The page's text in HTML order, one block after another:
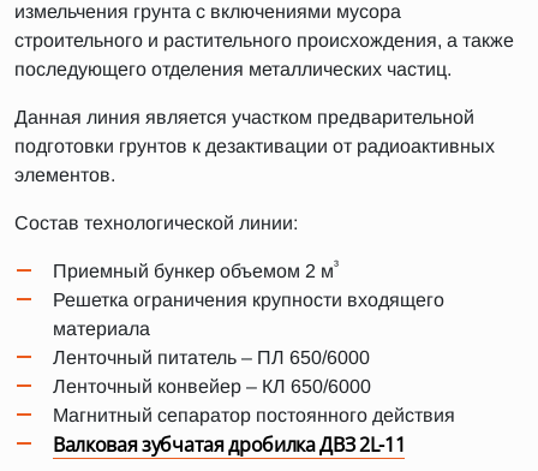
измельчения грунта с включениями мусора
строительного и растительного происхождения, а также
последующего отделения металлических частиц.
Данная линия является участком предварительной
подготовки грунтов к дезактивации от радиоактивных
элементов.
Состав технологической линии:
Приемный бункер объемом 2 м³
Решетка ограничения крупности входящего
материала
Ленточный питатель – ПЛ 650/6000
Ленточный конвейер – КЛ 650/6000
Магнитный сепаратор постоянного действия
Валковая зубчатая дробилка ДВЗ 2L-11